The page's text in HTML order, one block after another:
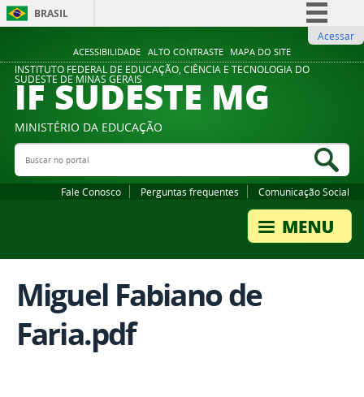
ACESSIBILIDADE ALTO CONTRASTE MAPA DO SITE
BRASIL
Comunica BR
Participe
Legislação
Acessar
INSTITUTO FEDERAL DE EDUCAÇÃO, CIÊNCIA E TECNOLOGIA DO
SUDESTE DE MINAS GERAIS
IF SUDESTE MG
MINISTÉRIO DA EDUCAÇÃO
Buscar no portal
Fale Conosco Perguntas frequentes Comunicação Social
Miguel Fabiano de
Faria.pdf